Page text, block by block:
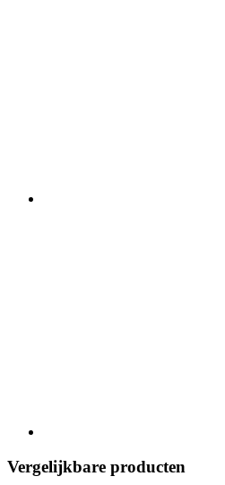
Vergelijkbare producten